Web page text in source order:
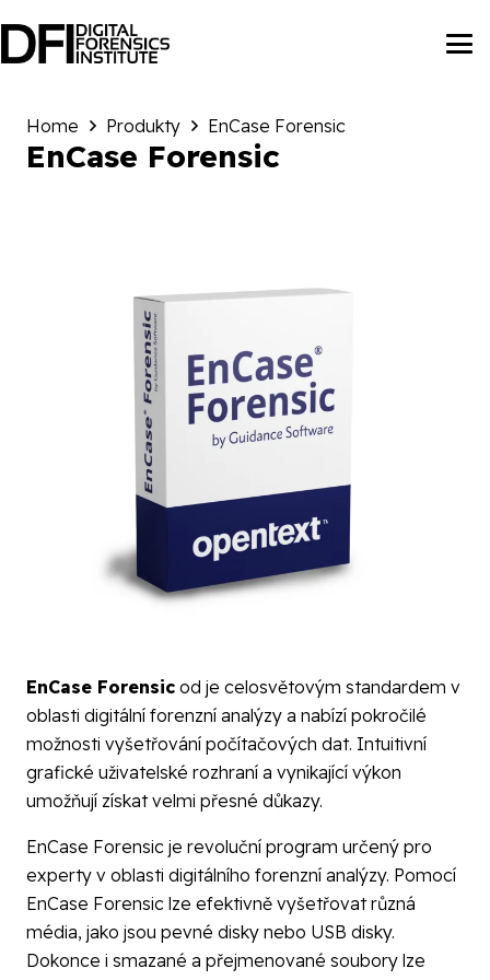
Home Produkty EnCase Forensic
EnCase Forensic
EnCase Forensic od je celosvětovým standardem v
oblasti digitální forenzní analýzy a nabízí pokročilé
možnosti vyšetřování počítačových dat. Intuitivní
grafické uživatelské rozhraní a vynikající výkon
umožňují získat velmi přesné důkazy.
EnCase Forensic je revoluční program určený pro
experty v oblasti digitálního forenzní analýzy. Pomocí
EnCase Forensic lze efektivně vyšetřovat různá
média, jako jsou pevné disky nebo USB disky.
Dokonce i smazané a přejmenované soubory lze